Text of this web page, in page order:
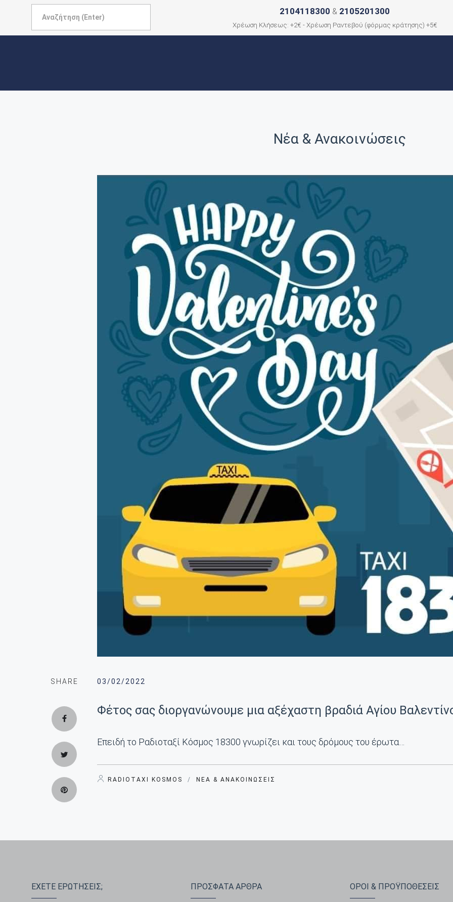
2104118300 & 2105201300
Χρέωση Κλήσεως: +2€ - Χρέωση Ραντεβού (φόρμας κράτησης) +5€
Νέα & Ανακοινώσεις
SHARE 03/02/2022
Φέτος σας διοργανώνουμε μια αξέχαστη βραδιά Αγίου
Επειδή το Ραδιοταξί Κόσμος 18300 γνωρίζει και τους δρόμους του έρωτα…
RADIOTAXI KOSMOS / ΝΈΑ & ΑΝΑΚΟΙΝΏΣΕΙΣ
ΕΧΕΤΕ ΕΡΩΤΗΣΕΙΣ; ΠΡΟΣΦΑΤΑ ΑΡΘΡΑ ΟΡΟΙ & ΠΡΟΫΠΟΘΕΣΕΙΣ